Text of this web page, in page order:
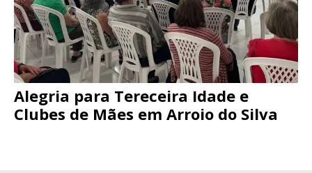
Alegria para Tereceira Idade e
Clubes de Mães em Arroio do Silva